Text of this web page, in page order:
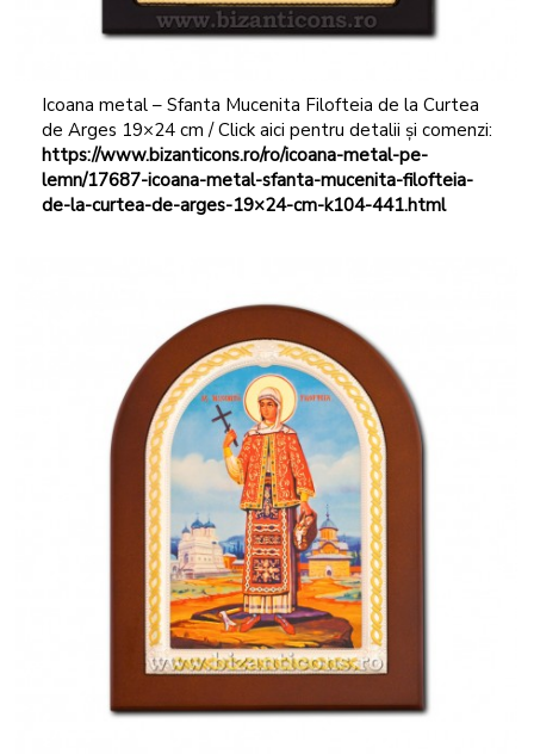
Icoana metal – Sfanta Mucenita Filofteia de la Curtea
de Arges 19×24 cm / Click aici pentru detalii și comenzi:
https://www.bizanticons.ro/ro/icoana-metal-pe-
lemn/17687-icoana-metal-sfanta-mucenita-filofteia-
de-la-curtea-de-arges-19×24-cm-k104-441.html